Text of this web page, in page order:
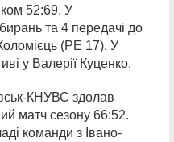
52:69. У
та 4 передачі до
(РЕ 17). У
у Валерії Куценко.
КНУВС здолав
матч сезону 66:52.
команди з Івано-